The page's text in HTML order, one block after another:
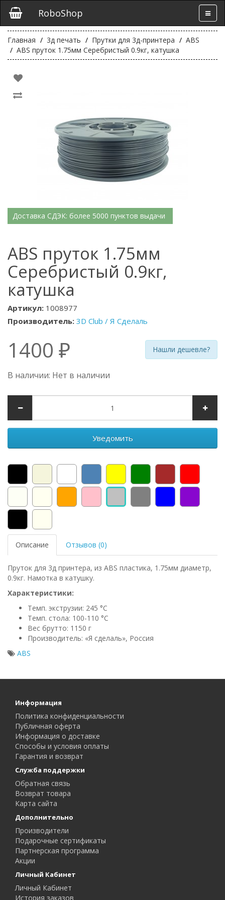
RoboShop
Главная 3д печать Прутки для 3д-принтера
ABS
ABS пруток 1.75мм Серебристый 0.9кг, катушка
Доставка СДЭК: более 5000 пунктов выдачи
ABS пруток 1.75мм
Серебристый 0.9кг,
катушка
Артикул: 1008977
Производитель: 3D Club / Я Сделаль
1400 ₽ Нашли дешевле?
В наличии: Нет в наличии
Уведомить
Описание Отзывов (0)
Пруток для 3д принтера, из ABS пластика, 1.75мм диаметр,
0.9кг. Намотка в катушку.
Характеристики:
Темп. экструзии: 245 °С
Темп. стола: 100-110 °C
Вес брутто: 1150 г
Производитель: «Я сделаль», Россия
ABS
Информация
Политика конфиденциальности
Публичная оферта
Информация о доставке
Способы и условия оплаты
Гарантия и возврат
Служба поддержки
Обратная связь
Возврат товара
Карта сайта
Дополнительно
Производители
Подарочные сертификаты
Партнерская программа
Акции
Личный Кабинет
Личный Кабинет
История заказов